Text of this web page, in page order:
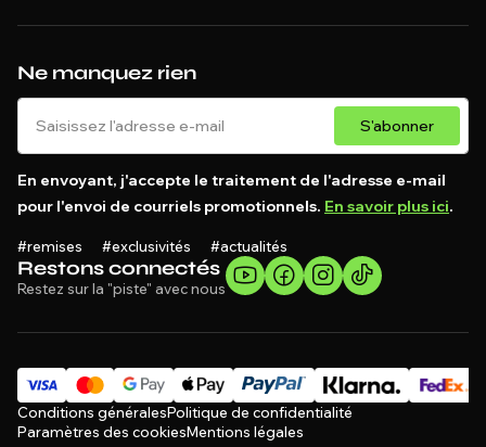
Restons connectés
Restez sur la "piste" avec nous
Ne manquez rien
S'abonner
En envoyant, j'accepte le traitement de l'adresse e-mail
pour l'envoi de courriels promotionnels. En savoir plus ici.
#remises #exclusivités #actualités
Conditions généralesPolitique de confidentialité
Paramètres des cookiesMentions légales